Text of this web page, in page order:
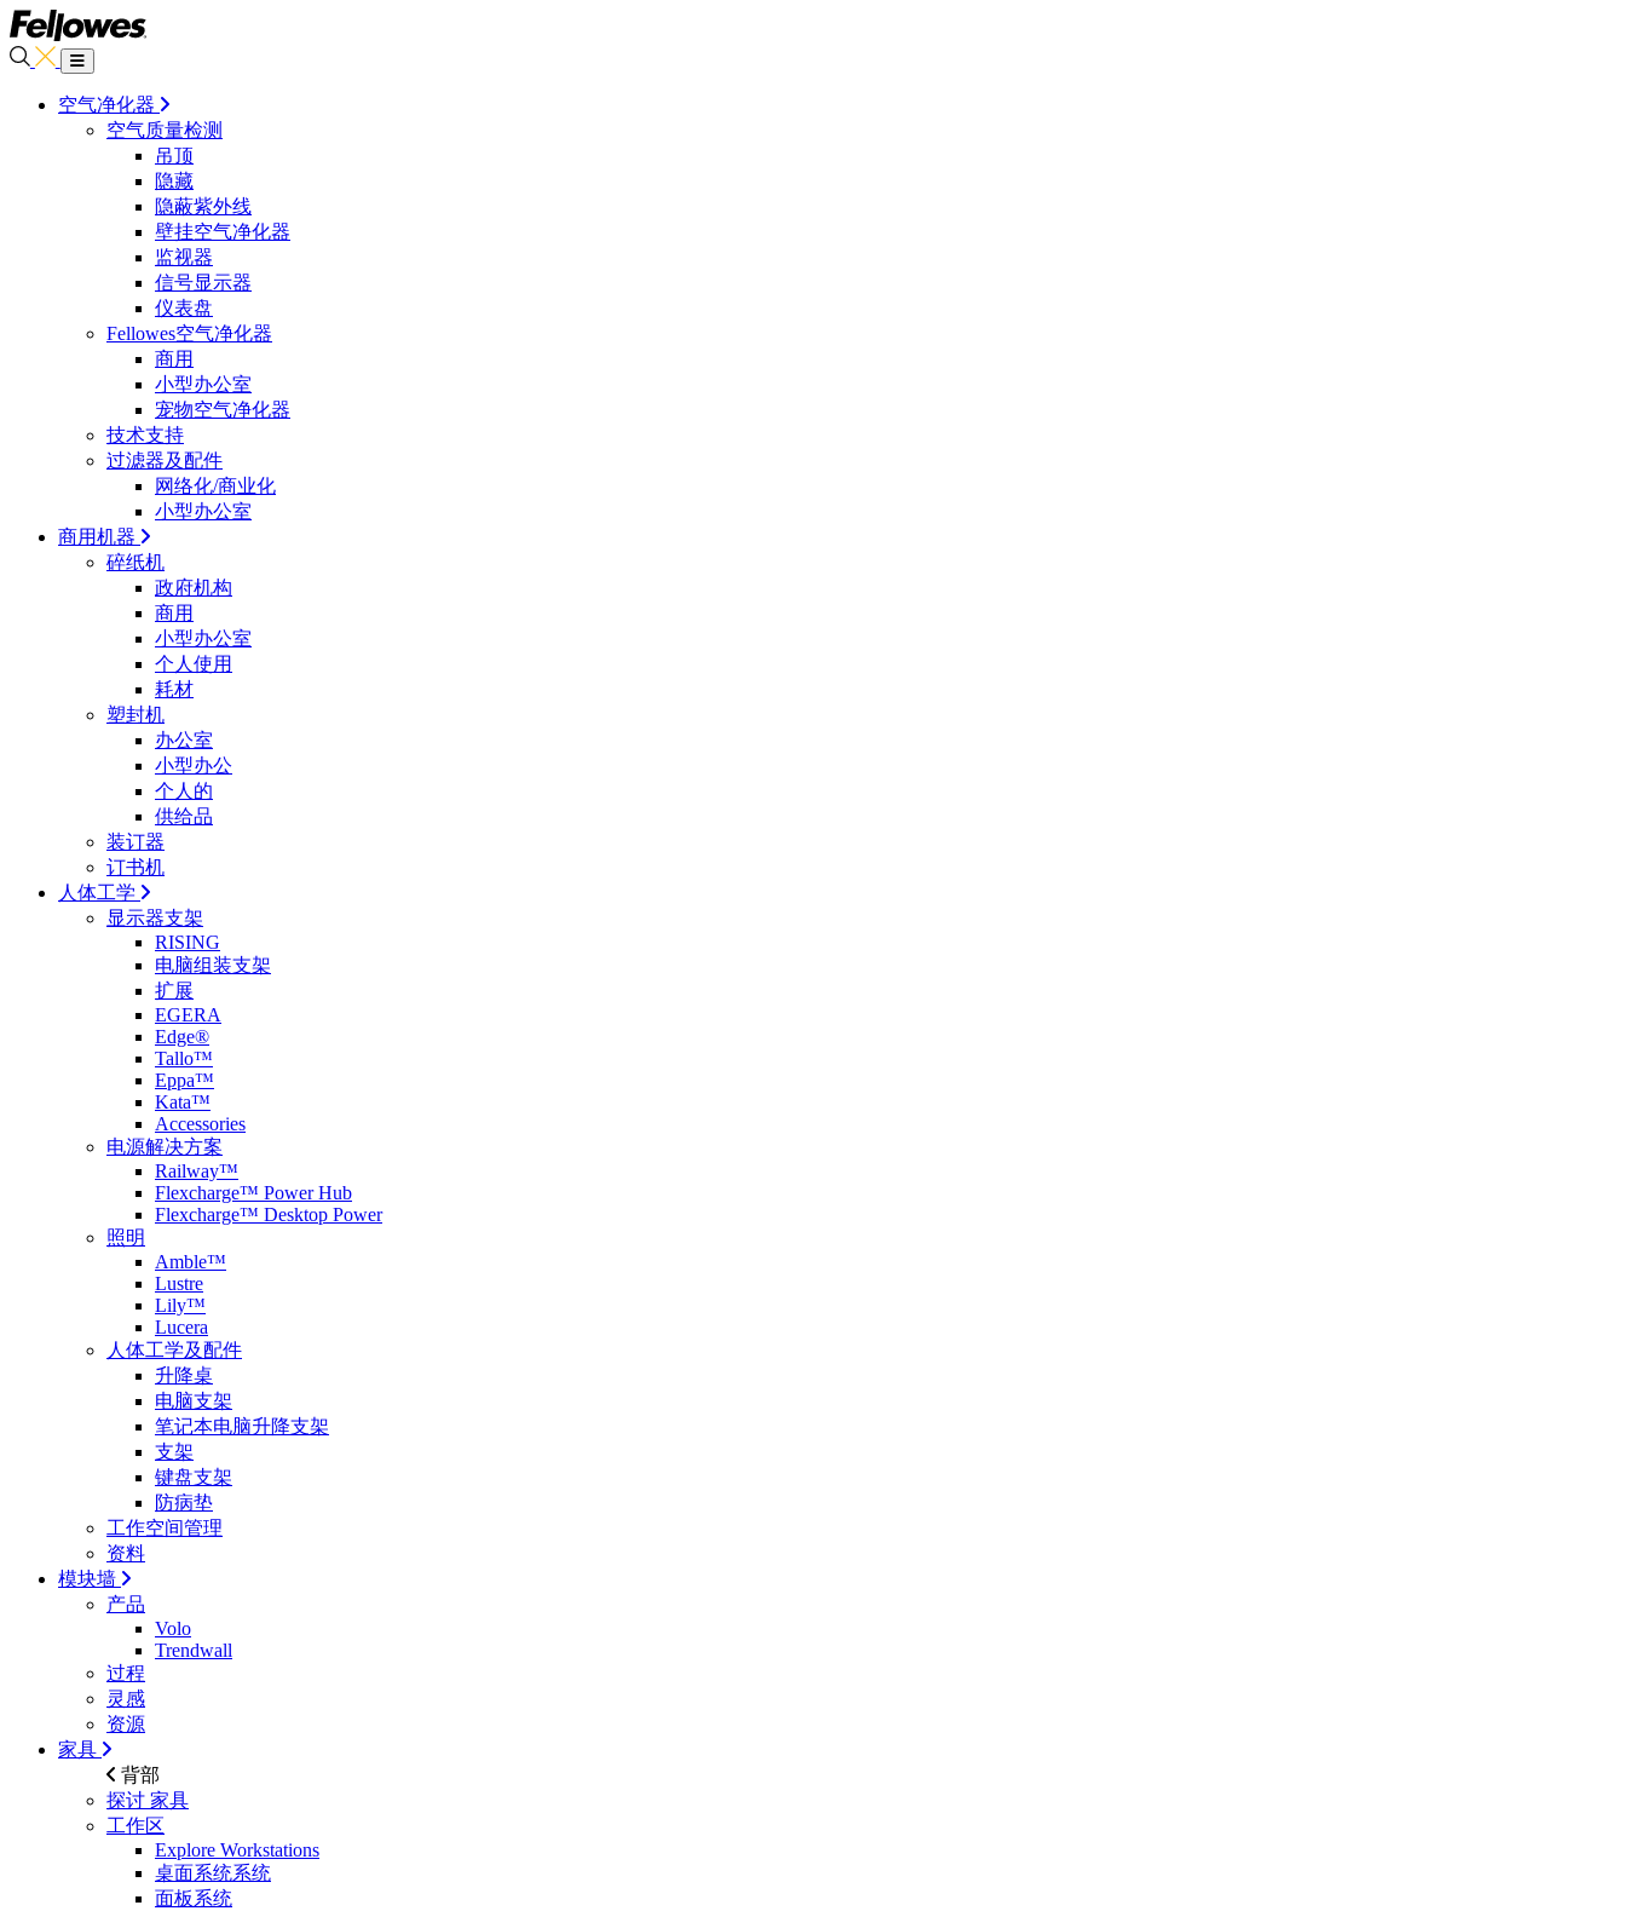
空气净化器
空气质量检测
吊顶
隐藏
隐蔽紫外线
壁挂空气净化器
监视器
信号显示器
仪表盘
Fellowes空气净化器
商用
小型办公室
宠物空气净化器
技术支持
过滤器及配件
网络化/商业化
小型办公室
商用机器
碎纸机
政府机构
商用
小型办公室
个人使用
耗材
塑封机
办公室
小型办公
个人的
供给品
装订器
订书机
人体工学
显示器支架
RISING
电脑组装支架
扩展
EGERA
Edge®
Tallo™
Eppa™
Kata™
Accessories
电源解决方案
Railway™
Flexcharge™ Power Hub
Flexcharge™ Desktop Power
照明
Amble™
Lustre
Lily™
Lucera
人体工学及配件
升降桌
电脑支架
笔记本电脑升降支架
支架
键盘支架
防病垫
工作空间管理
资料
模块墙
产品
Volo
Trendwall
过程
灵感
资源
家具
背部
探讨 家具
工作区
Explore Workstations
桌面系统系统
面板系统